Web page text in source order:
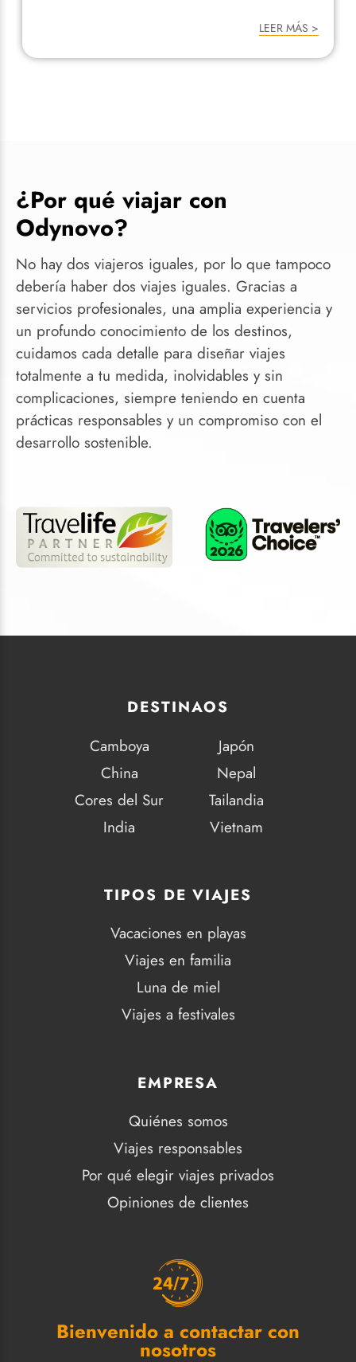
LEER MÁS >
¿Por qué viajar con
Odynovo?
No hay dos viajeros iguales, por lo que tampoco
debería haber dos viajes iguales. Gracias a
servicios profesionales, una amplia experiencia y
un profundo conocimiento de los destinos,
cuidamos cada detalle para diseñar viajes
totalmente a tu medida, inolvidables y sin
complicaciones, siempre teniendo en cuenta
prácticas responsables y un compromiso con el
desarrollo sostenible.
DESTINAOS
Camboya
China
Cores del Sur
India
Japón
Nepal
Tailandia
Vietnam
TIPOS DE VIAJES
Vacaciones en playas
Viajes en familia
Luna de miel
Viajes a festivales
EMPRESA
Quiénes somos
Viajes responsables
Por qué elegir viajes privados
Opiniones de clientes
Bienvenido a contactar con
nosotros